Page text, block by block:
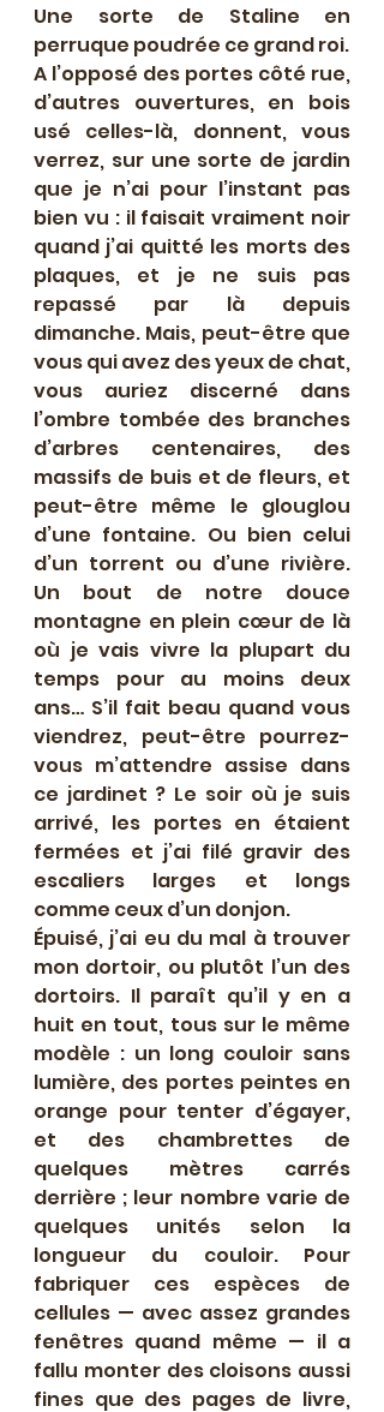
Une sorte de Staline en
perruque poudrée ce grand roi.
A l’opposé des portes côté rue,
d’autres ouvertures, en bois
usé celles-là, donnent, vous
verrez, sur une sorte de jardin
que je n’ai pour l’instant pas
bien vu : il faisait vraiment noir
quand j’ai quitté les morts des
plaques, et je ne suis pas
repassé par là depuis
dimanche. Mais, peut-être que
vous qui avez des yeux de chat,
vous auriez discerné dans
l’ombre tombée des branches
d’arbres centenaires, des
massifs de buis et de fleurs, et
peut-être même le glouglou
d’une fontaine. Ou bien celui
d’un torrent ou d’une rivière.
Un bout de notre douce
montagne en plein cœur de là
où je vais vivre la plupart du
temps pour au moins deux
ans… S’il fait beau quand vous
viendrez, peut-être pourrez-
vous m’attendre assise dans
ce jardinet ? Le soir où je suis
arrivé, les portes en étaient
fermées et j’ai filé gravir des
escaliers larges et longs
comme ceux d’un donjon.
Épuisé, j’ai eu du mal à trouver
mon dortoir, ou plutôt l’un des
dortoirs. Il paraît qu’il y en a
huit en tout, tous sur le même
modèle : un long couloir sans
lumière, des portes peintes en
orange pour tenter d’égayer,
et des chambrettes de
quelques mètres carrés
derrière ; leur nombre varie de
quelques unités selon la
longueur du couloir. Pour
fabriquer ces espèces de
cellules — avec assez grandes
fenêtres quand même — il a
fallu monter des cloisons aussi
fines que des pages de livre,